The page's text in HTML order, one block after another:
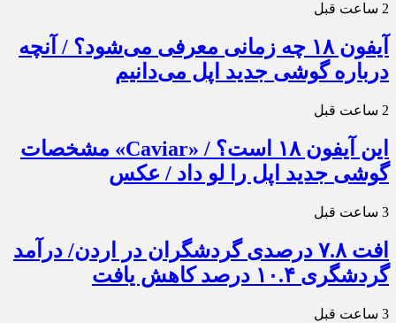
2 ساعت قبل
آیفون ۱۸ چه زمانی معرفی می‌شود؟ / آنچه
درباره گوشی جدید اپل می‌دانیم
2 ساعت قبل
این آیفون ۱۸ است؟ / «Caviar» مشخصات
گوشی جدید اپل را لو داد / عکس
3 ساعت قبل
افت ۷.۸ درصدی گردشگران در اردن/ درآمد
گردشگری ۱۰.۴ درصد کاهش یافت
3 ساعت قبل